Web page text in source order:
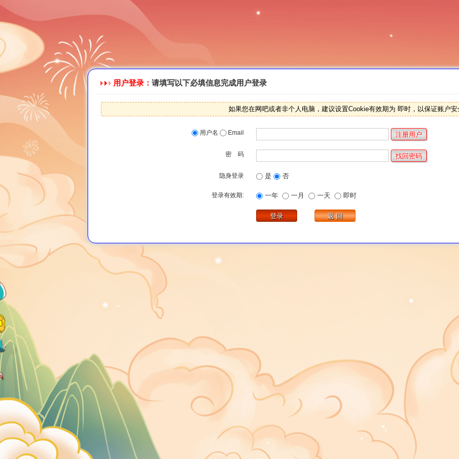
用户登录： 请填写以下必填信息完成用户登录
如果您在网吧或者非个人电脑，建议设置Cookie有效期为 即时，以保证账户安
用户名 Email
密 码
隐身登录 是 否
登录有效期: 一年 一月 一天 即时